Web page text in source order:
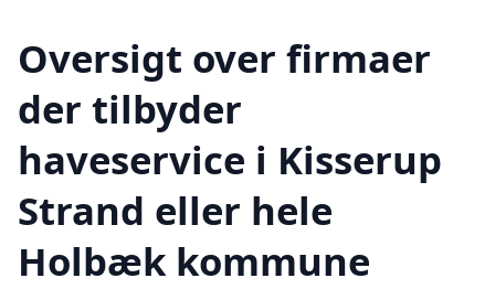
Oversigt over firmaer
der tilbyder
haveservice i Kisserup
Strand eller hele
Holbæk kommune